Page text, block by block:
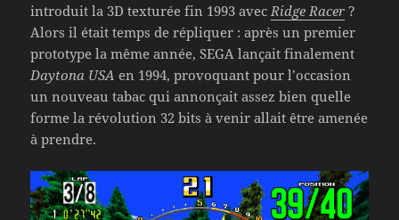
introduit la 3D texturée fin 1993 avec Ridge Racer ?
Alors il était temps de répliquer : après un premier
prototype la même année, SEGA lançait finalement
Daytona USA en 1994, provoquant pour l’occasion
un nouveau tabac qui annonçait assez bien quelle
forme la révolution 32 bits à venir allait être amenée
à prendre.